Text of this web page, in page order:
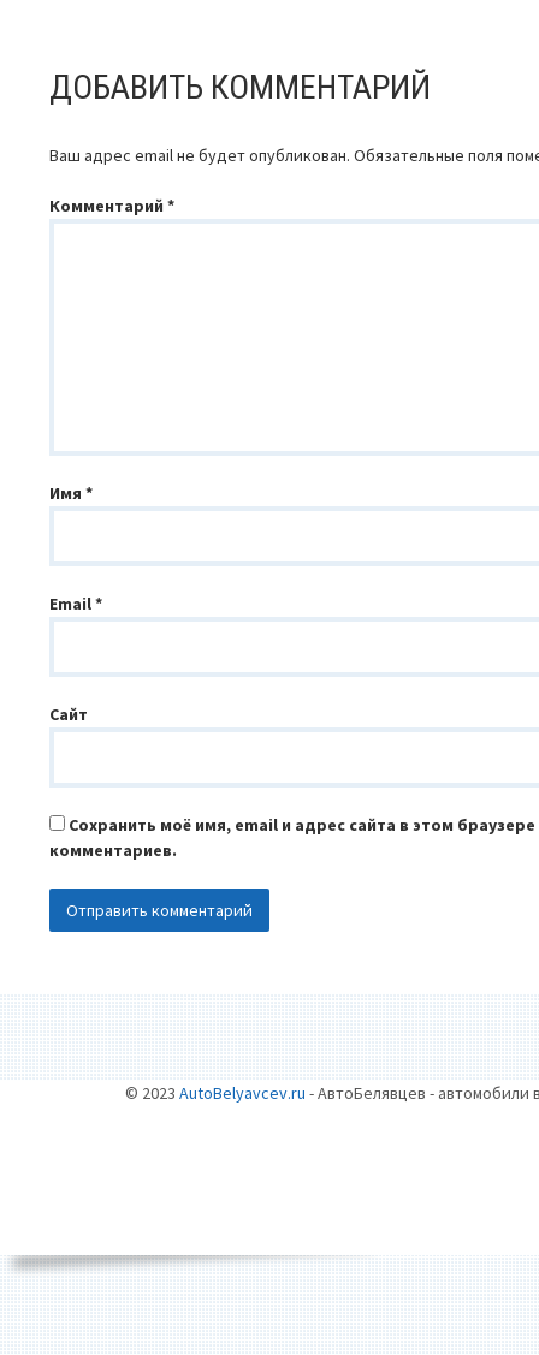
ЗАПИСЯМ
ДОБАВИТЬ КОММЕНТАРИЙ
Ваш адрес email не будет опубликован. Обязательные поля
Комментарий*
Имя*
Email*
Сайт
Сохранить моё имя, email и адрес сайта в этом
комментариев.
© 2023 AutoBelyavcev.ru - АвтоБелявцев - автомобили